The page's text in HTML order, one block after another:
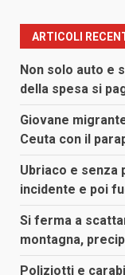
ARTICOLI
Non solo auto e
della spesa si
Giovane
Ceuta con il
Ubriaco e senza
incidente e poi
Si ferma a
montagna,
Poliziotti e